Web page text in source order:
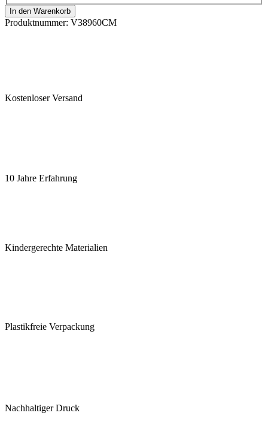
In den Warenkorb
Produktnummer: V38960CM
Kostenloser Versand
10 Jahre Erfahrung
Kindergerechte Materialien
Plastikfreie Verpackung
Nachhaltiger Druck